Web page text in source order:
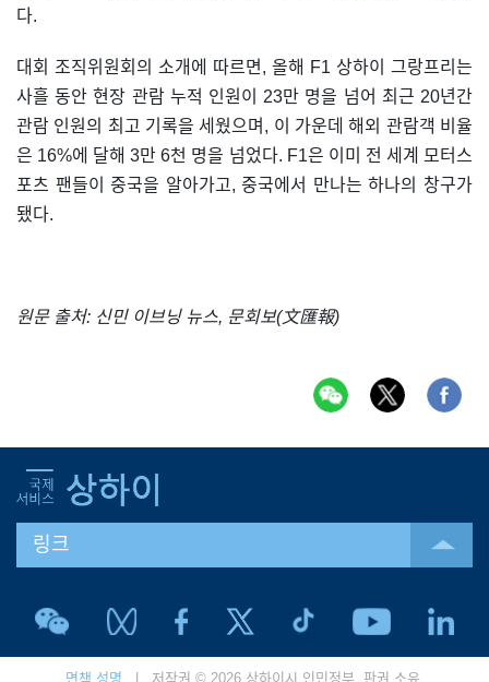
다.
대회 조직위원회의 소개에 따르면, 올해 F1 상하이 그랑프리는
사흘 동안 현장 관람 누적 인원이 23만 명을 넘어 최근 20년간
관람 인원의 최고 기록을 세웠으며, 이 가운데 해외 관람객 비율
은 16%에 달해 3만 6천 명을 넘었다. F1은 이미 전 세계 모터스
포츠 팬들이 중국을 알아가고, 중국에서 만나는 하나의 창구가
됐다.
원문 출처: 신민 이브닝 뉴스, 문회보(文匯報)
링크
면책 성명 | 저작권 © 2026 상하이시 인민정부. 판권 소유.